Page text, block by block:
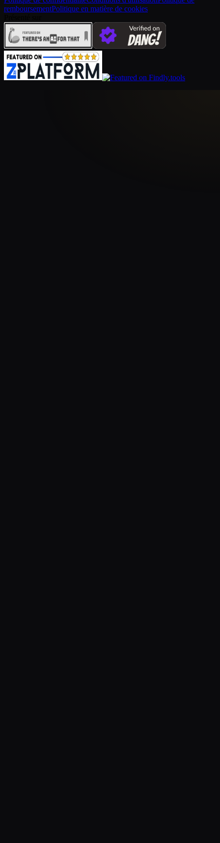
remboursementPolitique en matière de cookies